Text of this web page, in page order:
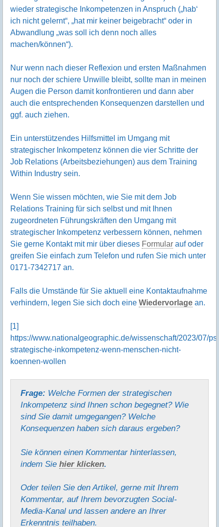
wieder strategische Inkompetenzen in Anspruch („hab‘
ich nicht gelernt“, „hat mir keiner beigebracht“ oder in
Abwandlung „was soll ich denn noch alles
machen/können“).
Nur wenn nach dieser Reflexion und ersten Maßnahmen
nur noch der schiere Unwille bleibt, sollte man in meinen
Augen die Person damit konfrontieren und dann aber
auch die entsprechenden Konsequenzen darstellen und
ggf. auch ziehen.
Ein unterstützendes Hilfsmittel im Umgang mit
strategischer Inkompetenz können die vier Schritte der
Job Relations (Arbeitsbeziehungen) aus dem Training
Within Industry sein.
Wenn Sie wissen möchten, wie Sie mit dem Job
Relations Training für sich selbst und mit Ihnen
zugeordneten Führungskräften den Umgang mit
strategischer Inkompetenz verbessern können, nehmen
Sie gerne Kontakt mit mir über dieses Formular auf oder
greifen Sie einfach zum Telefon und rufen Sie mich unter
0171-7342717 an.
Falls die Umstände für Sie aktuell eine Kontaktaufnahme
verhindern, legen Sie sich doch eine Wiedervorlage an.
[1]
https://www.nationalgeographic.de/wissenschaft/2023/07/
strategische-inkompetenz-wenn-menschen-nicht-
koennen-wollen
Frage: Welche Formen der strategischen
Inkompetenz sind Ihnen schon begegnet? Wie
sind Sie damit umgegangen? Welche
Konsequenzen haben sich daraus ergeben?
Sie können einen Kommentar hinter­lassen,
indem Sie hier klicken.
Oder teilen Sie den Artikel, gerne mit Ihrem
Kommentar, auf Ihrem bevorzugten Social-
Media-Kanal und lassen andere an Ihrer
Erkenntnis teilhaben.